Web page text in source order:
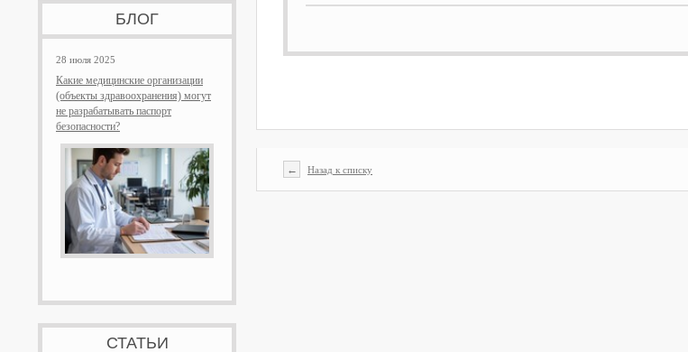
БЛОГ
28 июля 2025
Какие медицинские организации
(объекты здравоохранения) могут
не разрабатывать паспорт
безопасности?
СТАТЬИ
← Назад к списку